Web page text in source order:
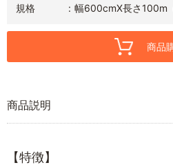
規格
幅600cmX長さ100m
商品
商品説明
【特徴】